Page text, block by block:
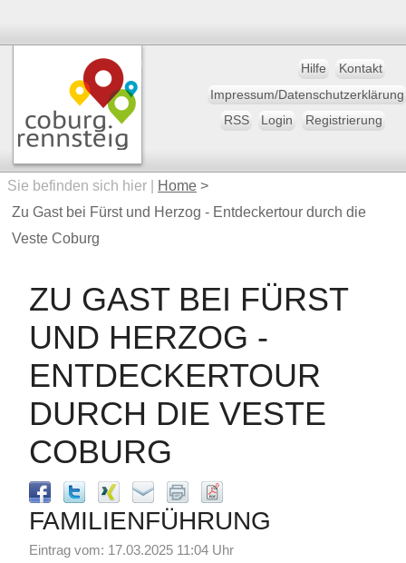
Hilfe
Kontakt
Impressum/Datenschutzerklärung
RSS
Login Registrierung
Sie befinden sich hier | Home >
Zu Gast bei Fürst und Herzog - Entdeckertour durch die
Veste Coburg
ZU GAST BEI FÜRST
UND HERZOG -
ENTDECKERTOUR
DURCH DIE VESTE
COBURG
FAMILIENFÜHRUNG
Eintrag vom: 17.03.2025 11:04 Uhr